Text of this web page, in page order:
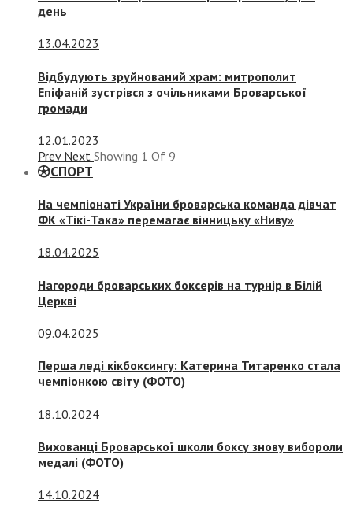
день
13.04.2023
Відбудують зруйнований храм: митрополит
Епіфаній зустрівся з очільниками Броварської
громади
12.01.2023
Prev Next Showing 1 Of 9
СПОРТ
На чемпіонаті України броварська команда дівчат
ФК «Тікі-Така» перемагає вінницьку «Ниву»
18.04.2025
Нагороди броварських боксерів на турнір в Білій
Церкві
09.04.2025
Перша леді кікбоксингу: Катерина Титаренко стала
чемпіонкою світу (ФОТО)
18.10.2024
Вихованці Броварської школи боксу знову вибороли
медалі (ФОТО)
14.10.2024